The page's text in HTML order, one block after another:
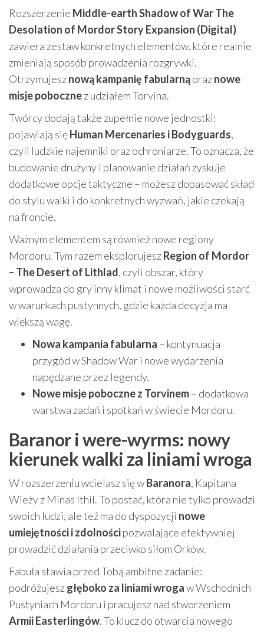
Rozszerzenie Middle-earth Shadow of War The
Desolation of Mordor Story Expansion (Digital)
zawiera zestaw konkretnych elementów, które realnie
zmieniają sposób prowadzenia rozgrywki.
Otrzymujesznową kampanię fabularnąoraznowe
misje pobocznez udziałem Torvina.
Twórcy dodają także zupełnie nowe jednostki:
pojawiają sięHuman Mercenaries i Bodyguards,
czyli ludzkie najemniki oraz ochroniarze. To oznacza, że
budowanie drużyny i planowanie działań zyskuje
dodatkowe opcje taktyczne – możesz dopasować skład
do stylu walki i do konkretnych wyzwań, jakie czekają
na froncie.
Ważnym elementem są również nowe regiony
Mordoru. Tym razem eksplorujeszRegion of Mordor
– The Desert of Lithlad, czyli obszar, który
wprowadza do gry inny klimat i nowe możliwości starć
w warunkach pustynnych, gdzie każda decyzja ma
większą wagę.
Nowa kampania fabularna – kontynuacja
przygód w Shadow War i nowe wydarzenia
napędzane przez legendy.
Nowe misje poboczne z Torvinem– dodatkowa
warstwa zadań i spotkań w świecie Mordoru.
Baranor i were-wyrms: nowy
kierunek walki za liniami wroga
W rozszerzeniu wcielasz się wBaranora, Kapitana
Wieży z Minas Ithil. To postać, która nie tylko prowadzi
swoich ludzi, ale też ma do dyspozycji nowe
umiejętności i zdolnościpozwalające efektywniej
prowadzić działania przeciwko siłom Orków.
Fabuła stawia przed Tobą ambitne zadanie:
podróżujeszgłęboko za liniami wrogaw Wschodnich
Pustyniach Mordoru i pracujesz nad stworzeniem
Armii Easterlingów. To klucz do otwarcia nowego